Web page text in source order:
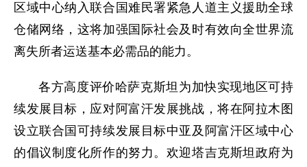
区域中心纳入联合国难民署紧急人道主义援助全球
仓储网络，这将加强国际社会及时有效向全世界流
离失所者运送基本必需品的能力。
各方高度评价哈萨克斯坦为加快实现地区可持
续发展目标，应对阿富汗发展挑战，将在阿拉木图
设立联合国可持续发展目标中亚及阿富汗区域中心
的倡议制度化所作的努力。欢迎塔吉克斯坦政府为